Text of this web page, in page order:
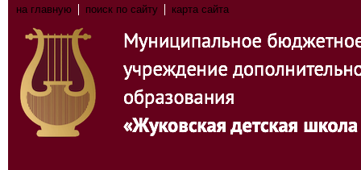
на главную поиск по сайту карта сайта